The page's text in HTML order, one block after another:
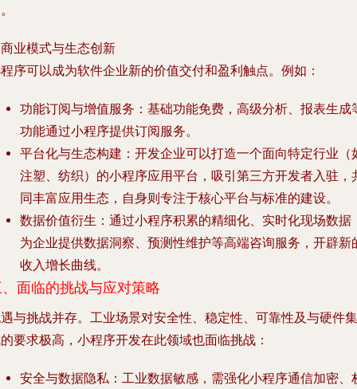
商业模式与生态创新
序可以成为软件企业新的价值交付和盈利触点。例如：
功能订阅与增值服务 ：基础功能免费，高级分析、报表生成
功能通过小程序提供订阅服务。
平台化与生态构建 ：开发企业可以打造一个面向特定行业（
注塑、纺织）的小程序应用平台，吸引第三方开发者入驻，
同丰富应用生态，自身则专注于核心平台与标准的建设。
数据价值衍生 ：通过小程序积累的精细化、实时化现场数据
为企业提供数据洞察、预测性维护等高端咨询服务，开辟新
收入增长曲线。
面临的挑战与应对策略
与挑战并存。工业场景对安全性、稳定性、可靠性及与硬件集
要求极高，小程序开发在此领域也面临挑战：
安全与数据隐私 ：工业数据敏感，需强化小程序通信加密、